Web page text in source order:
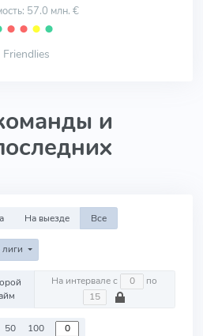
57.0 млн. €
⬤ ⬤ ⬤ ⬤
Friendlies
и
На выезде Все
На интервале с по
50 100